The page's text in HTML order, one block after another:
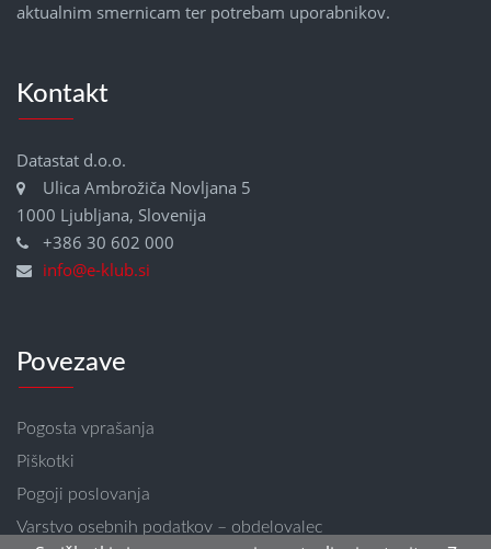
aktualnim smernicam ter potrebam uporabnikov.
Kontakt
Datastat d.o.o.
Ulica Ambrožiča Novljana 5
1000 Ljubljana, Slovenija
+386 30 602 000
info@e-klub.si
Povezave
Pogosta vprašanja
Piškotki
Pogoji poslovanja
Varstvo osebnih podatkov – obdelovalec